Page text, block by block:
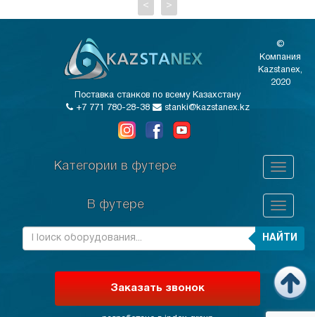
< >
©
Компания
Kazstanex,
2020
Поставка станков по всему Казахстану
+7 771 780-28-38
stanki@kazstanex.kz
Категории в футере
В футере
НАЙТИ
Заказать звонок